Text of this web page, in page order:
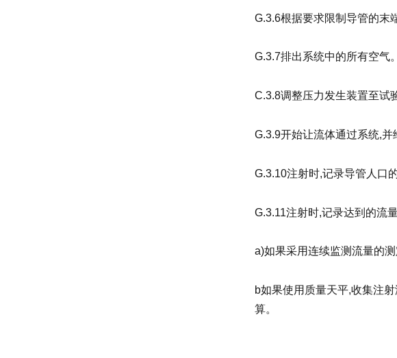
G.3.6根据要求限制导管的末
G.3.7排出系统中的所有空气。
C.3.8调整压力发生装置至试
G.3.9开始让流体通过系统,并
G.3.10注射时,记录导管人口
G.3.11注射时,记录达到的流
a)如果采用连续监测流量的
b如果使用质量天平,收集注
算。